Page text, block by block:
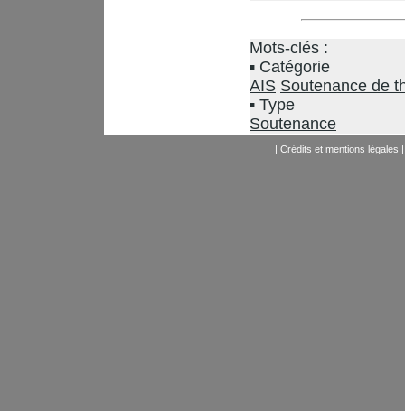
Mots-clés :
Catégorie
AIS Soutenance de
Type
Soutenance
| Crédits et mentions légales